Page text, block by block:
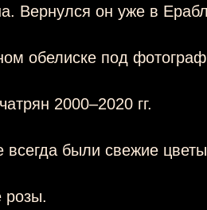
Вернулся он уже в
обелиске под
2000–2020 гг.
всегда были свежие
розы.